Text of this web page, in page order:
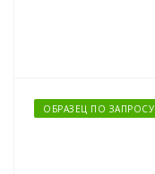
ОБРАЗЕЦ ПО ЗАПРОСУ